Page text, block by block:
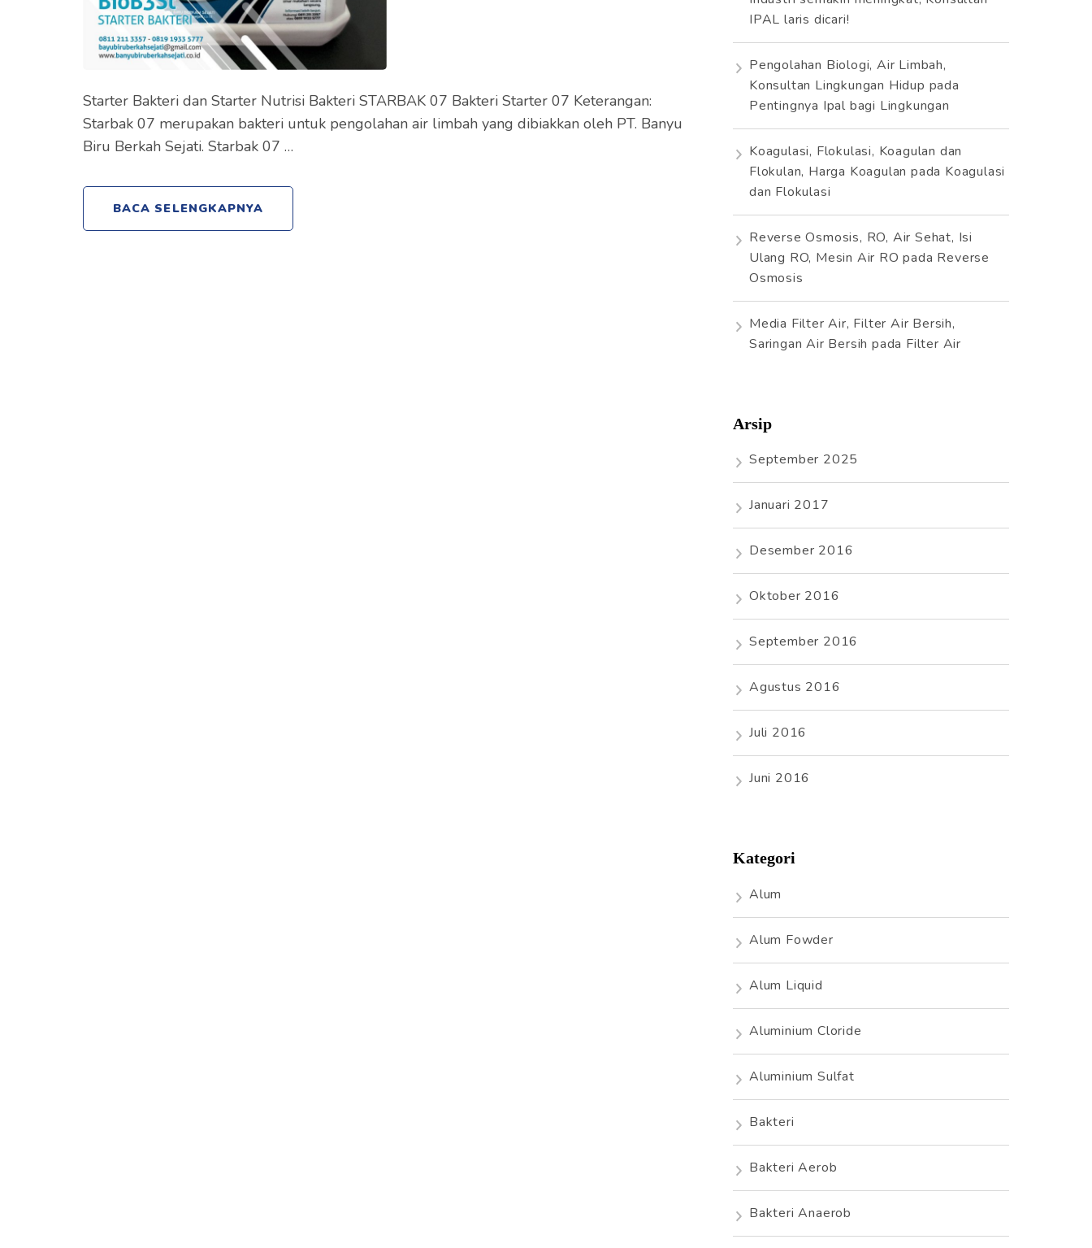
Starter Bakteri dan Starter Nutrisi Bakteri STARBAK 07 Bakteri Starter 07 Keterangan:
Starbak 07 merupakan bakteri untuk pengolahan air limbah yang dibiakkan oleh PT. Banyu
Biru Berkah Sejati. Starbak 07 …
BACA SELENGKAPNYA
IPAL laris dicari!
Pengolahan Biologi, Air Limbah,
Konsultan Lingkungan Hidup pada
Pentingnya Ipal bagi Lingkungan
Koagulasi, Flokulasi, Koagulan dan
Flokulan, Harga Koagulan pada Koagulasi
dan Flokulasi
Reverse Osmosis, RO, Air Sehat, Isi
Ulang RO, Mesin Air RO pada Reverse
Osmosis
Media Filter Air, Filter Air Bersih,
Saringan Air Bersih pada Filter Air
Arsip
September 2025
Januari 2017
Desember 2016
Oktober 2016
September 2016
Agustus 2016
Juli 2016
Juni 2016
Kategori
Alum
Alum Fowder
Alum Liquid
Aluminium Cloride
Aluminium Sulfat
Bakteri
Bakteri Aerob
Bakteri Anaerob